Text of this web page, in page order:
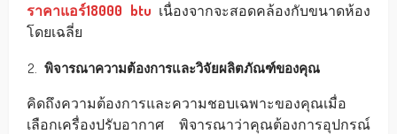
ราคาแอร์18000 btu เนื่องจากจะสอดคล้องกับขนาดห้อง
โดยเฉลี่ย
พิจารณาความต้องการและวิจัยผลิตภัณฑ์ของคุณ
คิดถึงความต้องการและความชอบเฉพาะของคุณเมื่อ
เลือกเครื่องปรับอากาศ พิจารณาว่าคุณต้องการอุปกรณ์